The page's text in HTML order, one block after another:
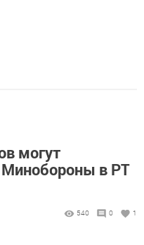
могут
Минобороны в РТ
540 0 1